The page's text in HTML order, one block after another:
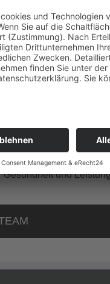
moderne
die besten
selbstverständlich
Leistungen.
Therapiephase
und